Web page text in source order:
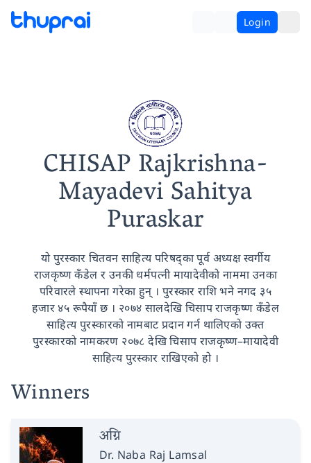
Login
CHISAP Rajkrishna-
Mayadevi Sahitya
Puraskar
यो पुरस्कार चितवन साहित्य परिषद्का पूर्व अध्यक्ष स्वर्गीय
राजकृष्ण कँडेल र उनकी धर्मपत्नी मायादेवीको नाममा उनका
परिवारले स्थापना गरेका हुन् । पुरस्कार राशि भने नगद ३५
हजार ४५ रूपैयाँ छ । २०७४ सालदेखि चिसाप राजकृष्ण कँडेल
साहित्य पुरस्कारको नामबाट प्रदान गर्न थालिएको उक्त
पुरस्कारको नामकरण २०७८ देखि चिसाप राजकृष्ण–मायादेवी
साहित्य पुरस्कार राखिएको हो ।
Winners
अग्नि
Dr. Naba Raj Lamsal